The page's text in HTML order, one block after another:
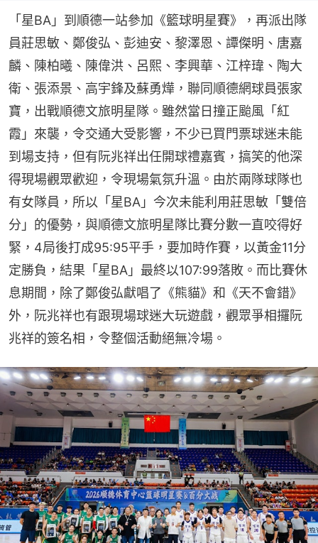
「星BA」到順德一站參加《籃球明星賽》，再派出隊
員莊思敏、鄭俊弘、彭迪安、黎澤恩、譚傑明、唐嘉
麟、陳柏曦、陳偉洪、呂熙、李興華、江梓瑋、陶大
衛、張添景、高宇鋒及蘇勇燁，聯同順德網球員張家
寶，出戰順德文旅明星隊。雖然當日撞正颱風「紅
霞」來襲，令交通大受影響，不少已買門票球迷未能
到場支持，但有阮兆祥出任開球禮嘉賓，搞笑的他深
得現場觀眾歡迎，令現場氣氛升溫。由於兩隊球隊也
有女隊員，所以「星BA」今次未能利用莊思敏「雙倍
分」的優勢，與順德文旅明星隊比賽分數一直咬得好
緊，4局後打成95:95平手，要加時作賽，以黃金11分
定勝負，結果「星BA」最終以107:99落敗。而比賽休
息期間，除了鄭俊弘獻唱了《熊貓》和《天不會錯》
外，阮兆祥也有跟現場球迷大玩遊戲，觀眾爭相攞阮
兆祥的簽名相，令整個活動絕無冷場。